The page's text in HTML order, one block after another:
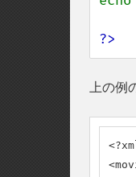
?>
上の例